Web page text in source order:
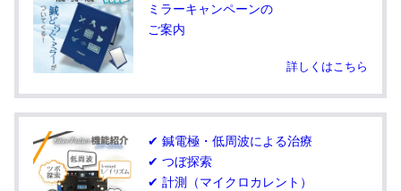
ミラーキャンペーンの
ご案内
詳しくはこちら
✔ 鍼電極・低周波による治療
✔ つぼ探索
✔ 計測（マイクロカレント）